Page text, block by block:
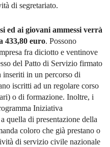
di segretariato.
ed ai giovani ammessi verrà
433,80 euro. Possono
fra diciotto e ventinove
del Patto di Servizio firmato
in un percorso di
iscritti ad un regolare corso
o di formazione. Inoltre, i
Iniziativa
quella di presentazione della
coloro che già prestano o
di servizio civile nazionale